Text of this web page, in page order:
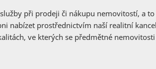
služby při prodeji či nákupu nemovitostí, a
nabízet prostřednictvím naší realitní
ve kterých se předmětné nemovitosti